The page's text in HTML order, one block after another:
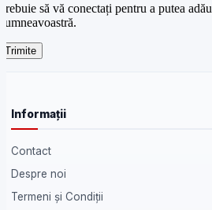
să vă conectați pentru a putea
Informații
Contact
Despre noi
Termeni și Condiții